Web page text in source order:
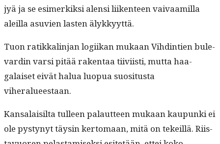
jyä ja se esimerkik­si alen­si liiken­teen vaivaamil­la
aleil­la asu­vien las­ten älykkyyttä.
Tuon ratikkalin­jan logi­ikan mukaan Vihd­in­tien bule­
vardin var­si pitää rak­en­taa tiivi­isti, mut­ta haa­
galaiset eivät halua luop­ua suosi­tus­ta
viheralueestaan.
Kansalaisil­ta tulleen palaut­teen mukaan kaupun­ki ei
ole pystynyt täysin ker­tomaan, mitä on tekeil­lä. Riis­